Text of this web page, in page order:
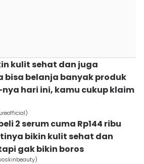
kulit sehat dan juga
bisa belanja banyak produk
nya hari ini, kamu cukup klaim
2 serum cuma Rp144 ribu
bikin kulit sehat dan
gak bikin boros